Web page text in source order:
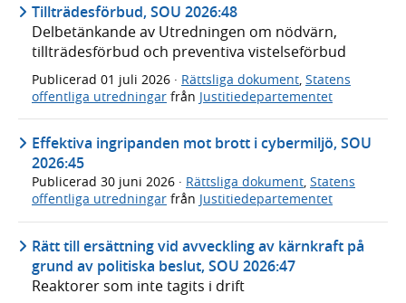
Tillträdesförbud, SOU 2026:48
Delbetänkande av Utredningen om nödvärn,
tillträdesförbud och preventiva vistelseförbud
Publicerad 01 juli 2026 · Rättsliga dokument Statens
offentliga utredningar från Justitiedepartementet
Effektiva ingripanden mot brott i cybermiljö, SOU
2026:45
Publicerad 30 juni 2026 · Rättsliga dokument, Statens
offentliga utredningar från Justitiedepartementet
Rätt till ersättning vid avveckling av kärnkraft på
grund av politiska beslut, SOU 2026:47
Reaktorer som inte tagits i drift